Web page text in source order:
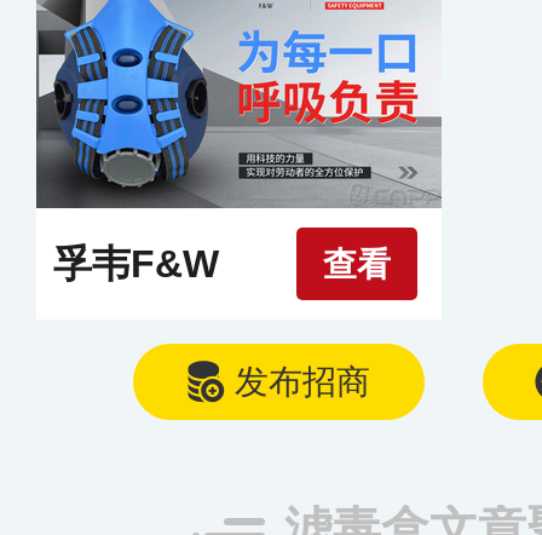
孚韦F&W 查看
发布招商